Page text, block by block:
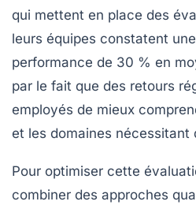
qui mettent en place des
leurs équipes constatent
performance de 30 % en
par le fait que des retours
employés de mieux
et les domaines nécessitant
Pour optimiser cette
combiner des approches